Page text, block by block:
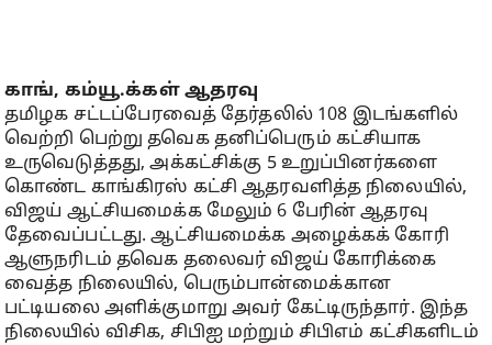
காங், கம்யூ.க்கள் ஆதரவு
தமிழக சட்டப்பேரவைத் தேர்தலில் 108 இடங்களில்
வெற்றி பெற்று தவெக தனிப்பெரும் கட்சியாக
உருவெடுத்தது, அக்கட்சிக்கு 5 உறுப்பினர்களை
கொண்ட காங்கிரஸ் கட்சி ஆதரவளித்த நிலையில்,
விஜய் ஆட்சியமைக்க மேலும் 6 பேரின் ஆதரவு
தேவைப்பட்டது. ஆட்சியமைக்க அழைக்கக் கோரி
ஆளுநரிடம் தவெக தலைவர் விஜய் கோரிக்கை
வைத்த நிலையில், பெரும்பான்மைக்கான
பட்டியலை அளிக்குமாறு அவர் கேட்டிருந்தார். இந்த
நிலையில் விசிக, சிபிஐ மற்றும் சிபிஎம் கட்சிகளிடம்